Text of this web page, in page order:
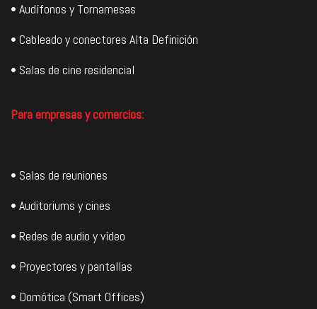
• Audífonos y Tornamesas
• Cableado y conectores Alta Definición
• Salas de cine residencial
Para empresas y comercios:
• Salas de reuniones
• Auditoriums y cines
• Redes de audio y vídeo
• Proyectores y pantallas
• Domótica (Smart Offices)